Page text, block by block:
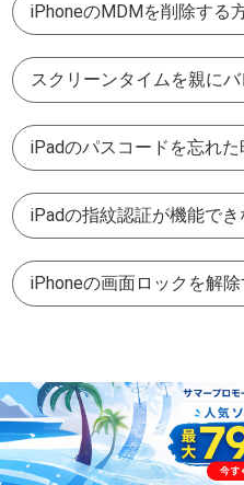
iPhoneのMDMを削除する
スクリーンタイムを親に
iPadのパスコードを忘れ
iPadの指紋認証が機能で
iPhoneの画面ロックを解
ホーム iOS ロック解除
サイトマップ|サポート|プライバ